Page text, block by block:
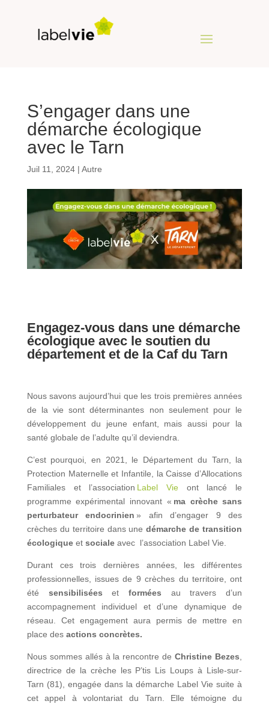
S’engager dans une
démarche écologique
avec le Tarn
Juil 11, 2024| Autre
Engagez-vous dans une démarche
écologique avec le soutien du
département et de la Caf du Tarn
Nous savons aujourd’hui que les trois premières années
de la vie sont déterminantes non seulement pour le
développement du jeune enfant, mais aussi pour la
santé globale de l’adulte qu’il deviendra.
C’est pourquoi, en 2021, le Département du Tarn, la
Protection Maternelle et Infantile, la Caisse d’Allocations
Familiales et l’association Label Vie ont lancé le
programme expérimental innovant « ma crèche sans
perturbateur endocrinien » afin d’engager 9 des
crèches du territoire dans unedémarche de transition
écologiqueet sociale avec l’association Label Vie
Durant ces trois dernières années, les différentes
professionnelles, issues de 9 crèches du territoire, ont
été sensibilisées et formées au travers d’un
accompagnement individuel et d’une dynamique de
réseau. Cet engagement aura permis de mettre en
place des actions concrètes.
Nous sommes allés à la rencontre deChristine Bezes
directrice de la crèche les P’tis Lis Loups à Lisle-sur-
Tarn (81), engagée dans la démarche Label Vie suite à
cet appel à volontariat du Tarn. Elle témoigne du